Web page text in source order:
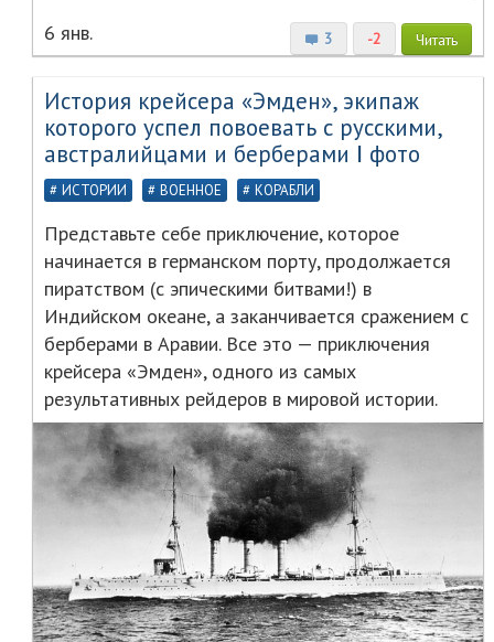
3 -2 Читать
6 янв.
История крейсера «Эмден», экипаж
которого успел повоевать с русскими,
австралийцами и берберами Ⅰ фото
ИСТОРИИ ВОЕННОЕ КОРАБЛИ
Представьте себе приключение, которое
начинается в германском порту, продолжается
пиратством (с эпическими битвами!) в
Индийском океане, а заканчивается сражением с
берберами в Аравии. Все это — приключения
крейсера «Эмден», одного из самых
результативных рейдеров в мировой истории.